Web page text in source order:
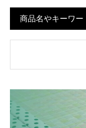
商品名やキーワ